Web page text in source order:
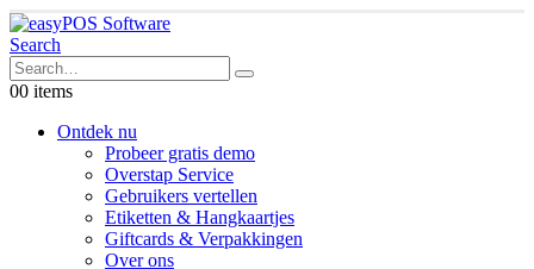
Search
00 items
Ontdek nu
Probeer gratis demo
Overstap Service
Gebruikers vertellen
Etiketten & Hangkaartjes
Giftcards & Verpakkingen
Over ons